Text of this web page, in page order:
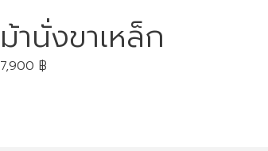
ม้านั่งขาเหล็ก
7,900 ฿